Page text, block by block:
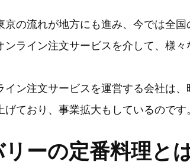
京の流れが地方にも進み、今では全
ンライン注文サービスを介して、様
イン注文サービスを運営する会社は
げており、事業拡大もしているのです。
ーの定番料理と